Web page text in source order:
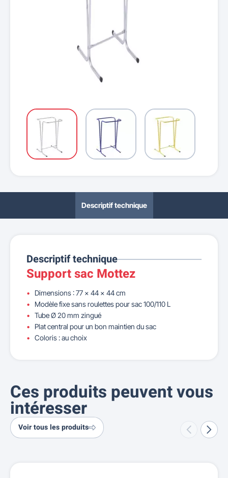
Descriptif technique
Descriptif technique
Support sac Mottez
Dimensions : 77 x 44 x 44 cm
Modèle fixe sans roulettes pour sac 100/110 L
Tube Ø 20 mm zingué
Plat central pour un bon maintien du sac
Coloris : au choix
Ces produits peuvent vous
intéresser
Voir tous les produits